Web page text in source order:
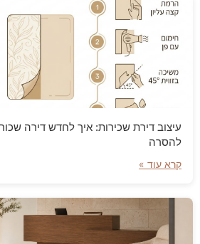
עיצוב דירת שכירות: איך לחדש דירה
להסרה
קרא עוד »